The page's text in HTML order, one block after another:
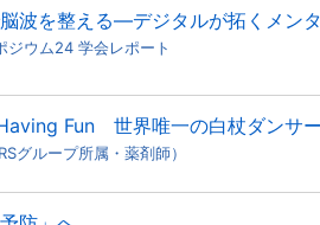
波を整える―デジタルが拓くメン
ジウム24 学会レポート
Fun 世界唯一の白杖ダンサ
グループ所属・薬剤師）